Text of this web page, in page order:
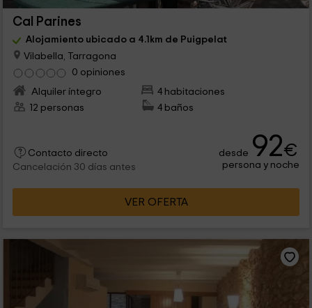
Cal Parines
Alojamiento ubicado a 4.1km de Puigpelat
Vilabella, Tarragona
0 opiniones
Alquiler íntegro
4 habitaciones
12 personas
4 baños
Contacto directo
Cancelación 30 días antes
desde 92€
persona y noche
VER OFERTA